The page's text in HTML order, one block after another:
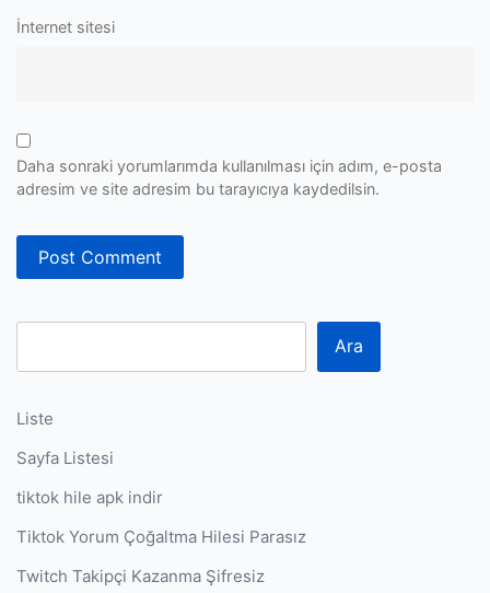
İnternet sitesi
Daha sonraki yorumlarımda kullanılması için adım, e-posta
adresim ve site adresim bu tarayıcıya kaydedilsin.
Ara
Liste
Sayfa Listesi
tiktok hile apk indir
Tiktok Yorum Çoğaltma Hilesi Parasız
Twitch Takipçi Kazanma Şifresiz